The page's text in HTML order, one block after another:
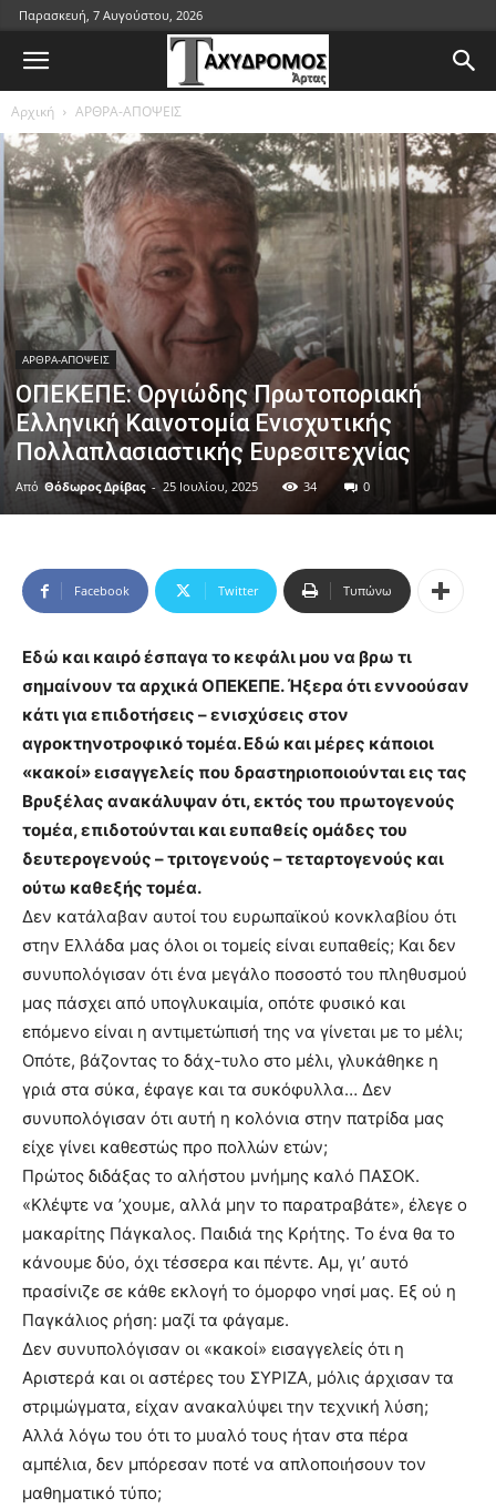
Παρασκευή, 7 Αυγούστου, 2026
Αρχική ΑΡΘΡΑ-ΑΠΟΨΕΙΣ
ΑΡΘΡΑ-ΑΠΟΨΕΙΣ
ΟΠΕΚΕΠΕ: Οργιώδης Πρωτοποριακή
Ελληνική Καινοτομία Ενισχυτικής
Πολλαπλασιαστικής Ευρεσιτεχνίας
Από Θόδωρος Δρίβας - 25 Ιουλίου, 2025 34 0
Facebook Twitter Τυπώνω
Εδώ και καιρό έσπαγα το κεφάλι μου να βρω τι
σημαίνουν τα αρχικά ΟΠΕΚΕΠΕ. Ήξερα ότι εννοούσαν
κάτι για επιδοτήσεις – ενισχύσεις στον
αγροκτηνοτροφικό τομέα. Εδώ και μέρες κάποιοι
«κακοί» εισαγγελείς που δραστηριοποιούνται εις τας
Βρυξέλας ανακάλυψαν ότι, εκτός του πρωτογενούς
τομέα, επιδοτούνται και ευπαθείς ομάδες του
δευτερογενούς – τριτογενούς – τεταρτογενούς και
ούτω καθεξής τομέα.
Δεν κατάλαβαν αυτοί του ευρωπαϊκού κονκλαβίου ότι
στην Ελλάδα μας όλοι οι τομείς είναι ευπαθείς; Και δεν
συνυπολόγισαν ότι ένα μεγάλο ποσοστό του πληθυσμού
μας πάσχει από υπογλυκαιμία, οπότε φυσικό και
επόμενο είναι η αντιμετώπισή της να γίνεται με το μέλι;
Οπότε, βάζοντας το δάχ-τυλο στο μέλι, γλυκάθηκε η
γριά στα σύκα, έφαγε και τα συκόφυλλα… Δεν
συνυπολόγισαν ότι αυτή η κολόνια στην πατρίδα μας
είχε γίνει καθεστώς προ πολλών ετών;
Πρώτος διδάξας το αλήστου μνήμης καλό ΠΑΣΟΚ.
«Κλέψτε να ’χουμε, αλλά μην το παρατραβάτε», έλεγε ο
μακαρίτης Πάγκαλος. Παιδιά της Κρήτης. Το ένα θα το
κάνουμε δύο, όχι τέσσερα και πέντε. Αμ, γι’ αυτό
πρασίνιζε σε κάθε εκλογή το όμορφο νησί μας. Εξ ού η
Παγκάλιος ρήση: μαζί τα φάγαμε.
Δεν συνυπολόγισαν οι «κακοί» εισαγγελείς ότι η
Αριστερά και οι αστέρες του ΣΥΡΙΖΑ, μόλις άρχισαν τα
στριμώγματα, είχαν ανακαλύψει την τεχνική λύση;
Αλλά λόγω του ότι το μυαλό τους ήταν στα πέρα
αμπέλια, δεν μπόρεσαν ποτέ να απλοποιήσουν τον
μαθηματικό τύπο;